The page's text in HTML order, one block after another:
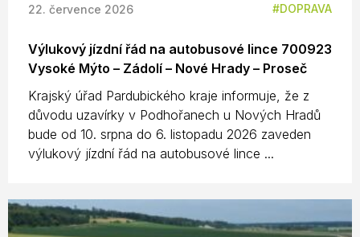
22. července 2026 DOPRAVA
Výlukový jízdní řád na autobusové lince 700923
Vysoké Mýto – Zádolí – Nové Hrady – Proseč
Krajský úřad Pardubického kraje informuje, že z
důvodu uzavírky v Podhořanech u Nových Hradů
bude od 10. srpna do 6. listopadu 2026 zaveden
výlukový jízdní řád na autobusové lince ...